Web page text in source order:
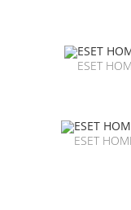
ESET
ESET